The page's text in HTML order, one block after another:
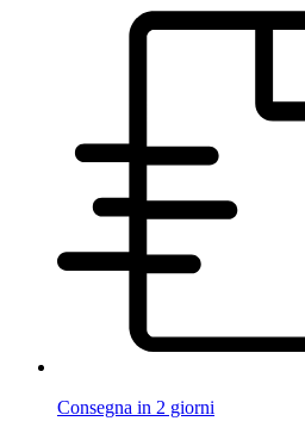
Consegna in 2 giorni